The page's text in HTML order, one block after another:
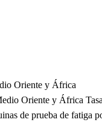
Oriente y África
Oriente y África
de prueba de